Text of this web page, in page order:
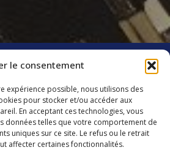
le consentement
expérience possible, nous utilisons des
pour stocker et/ou accéder aux
En acceptant ces technologies, vous
données telles que votre comportement de
uniques sur ce site. Le refus ou le retrait
affecter certaines fonctionnalités.
& Services